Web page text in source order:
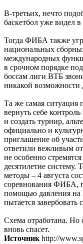
В-третьих, нечто
баскетбол уже видел
Тогда ФИБА также
национальных
международных
в срочном порядке
боссам лиги ВТБ
никакой возможности
Та же самая ситуация
вернуть себе
и создать турнир,
официально и
приглашение об
ответили вежливым
не особенно
десятилетие
методы – 4 августа
соревнования ФИБА,
помощью давления
пытается
Схема отработана.
вновь спасет.
Источник http://